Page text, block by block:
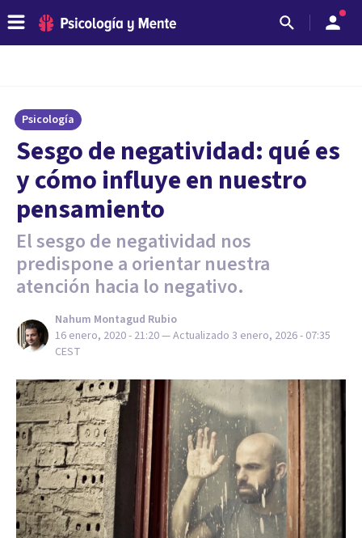
Psicología
Sesgo de negatividad: qué es
y cómo influye en nuestro
pensamiento
El sesgo de negatividad nos
predispone a orientar nuestra
atención hacia lo negativo.
Nahum Montagud Rubio
16 enero, 2020 - 21:20— Actualizado 3 enero, 2026 - 07:35
CEST